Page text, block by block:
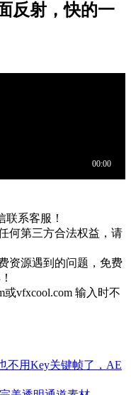
反射，快的一
系客服！
何第三方合法权益，请
资源遇到的问题，免费
vfxcool.com 输入时不
不用Key关键帧了，AE